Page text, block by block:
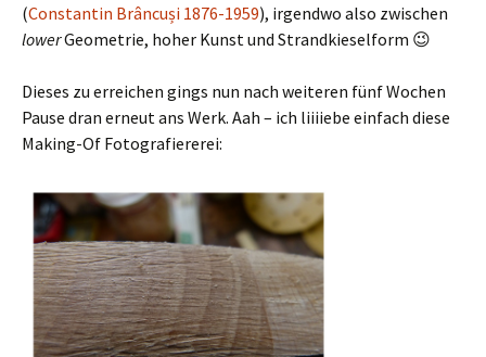
(Constantin Brâncuși 1876-1959), irgendwo also zwischen
lowerGeometrie, hoher Kunst und Strandkieselform 😉
Dieses zu erreichen gings nun nach weiteren fünf Wochen
Pause dran erneut ans Werk. Aah – ich liiiiebe einfach diese
Making-Of Fotografiererei: